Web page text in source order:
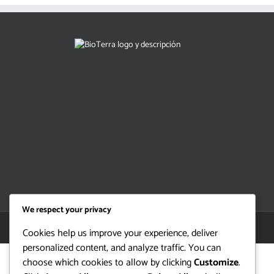
We respect your privacy
Cookies help us improve your experience, deliver
personalized content, and analyze traffic. You can
choose which cookies to allow by clickingCustomize.